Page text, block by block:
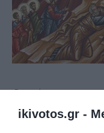
ikivotos.gr -
Επικαιρότητα
”Τοις μύσταις